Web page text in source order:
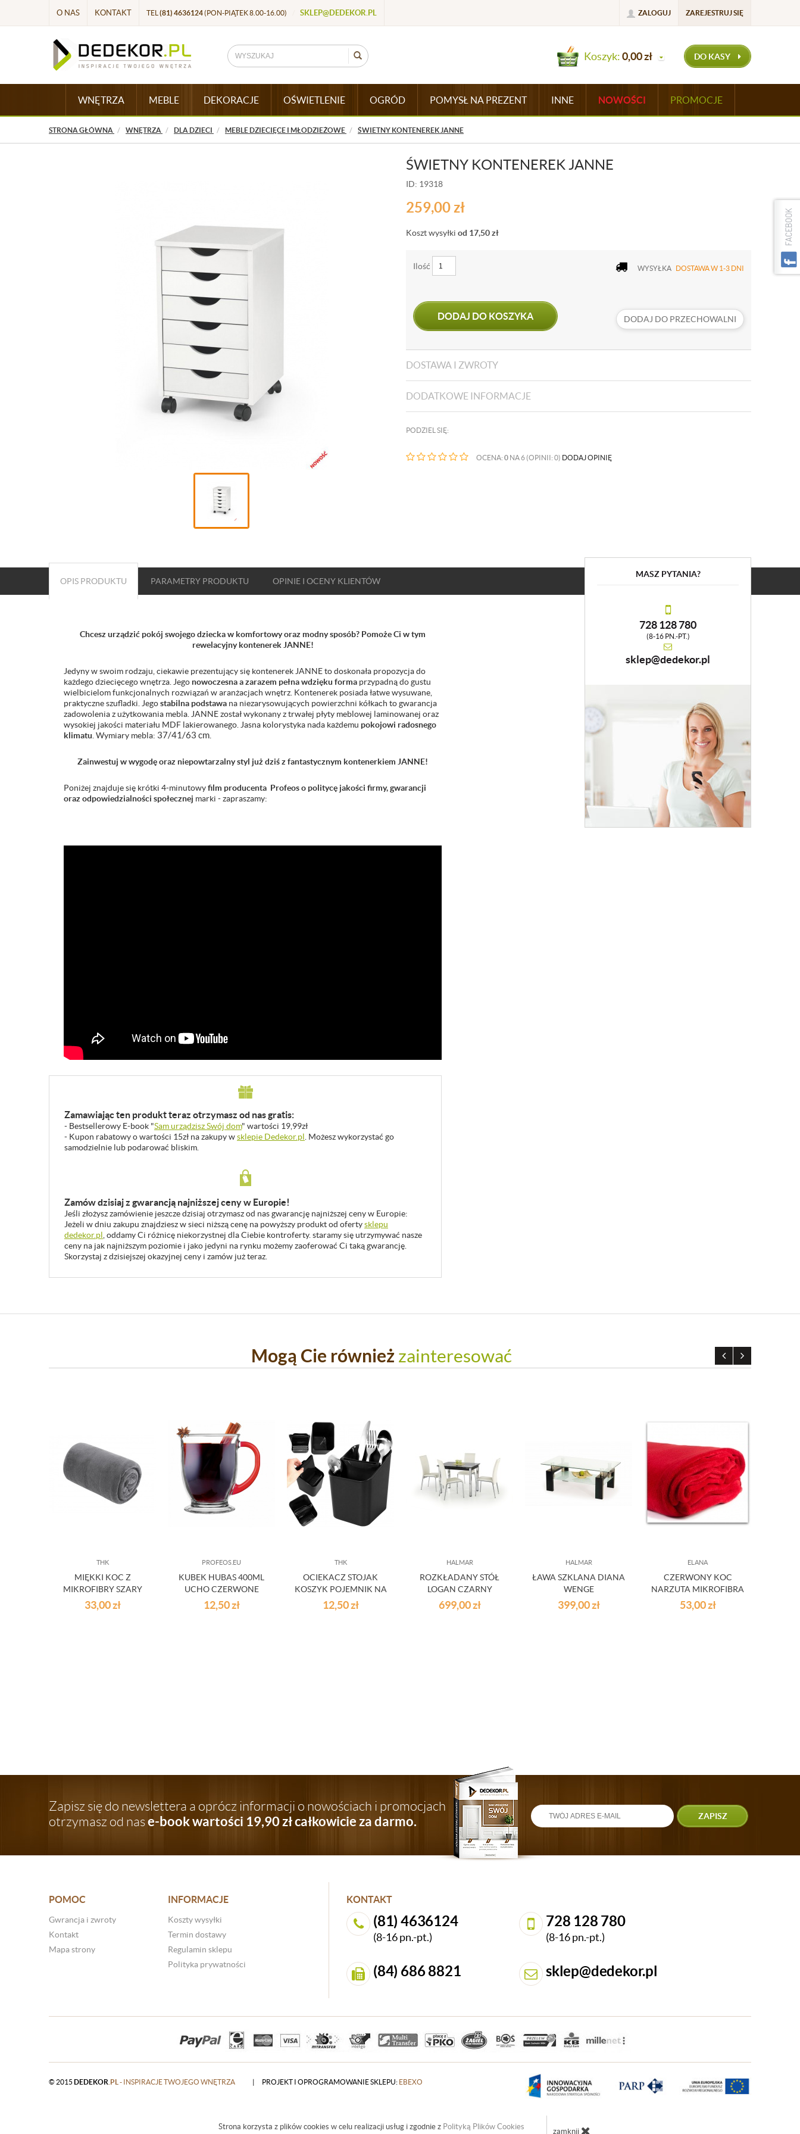
O NAS KONTAKT TEL (81) 4636124(PON-PIĄTEK 8.00-16.00) SKLEP@DEDEKOR.PL ZALOGUJ ZAREJESTRUJ SIĘ
Koszyk:0,00zł DO KASY
WNĘTRZA MEBLE DEKORACJE OŚWIETLENIE OGRÓD POMYSŁ NA PREZENT INNE NOWOŚCI PROMOCJE
STRONA GŁÓWNA WNĘTRZA DLA DZIECI MEBLE DZIECIĘCE I MŁODZIEŻOWE ŚWIETNY KONTENEREK JANNE
ŚWIETNY KONTENEREK JANNE
ID: 19318
259,00zł
Koszt wysyłki od 17,50zł
Ilość WYSYŁKA DOSTAWA W 1-3 DNI
DODAJ DO KOSZYKA DODAJ DO PRZECHOWALNI
DOSTAWA I ZWROTY
DODATKOWE INFORMACJE
PODZIEL SIĘ:
OCENA: 0 NA 6 (OPINII: 0) DODAJ OPINIĘ
OPIS PRODUKTU PARAMETRY PRODUKTU OPINIE I OCENY KLIENTÓW
Chcesz urządzić pokój swojego dziecka w komfortowy oraz modny sposób? Pomoże Ci w tym
rewelacyjny kontenerek JANNE!
Jedyny w swoim rodzaju, ciekawie prezentujący się kontenerek JANNE to doskonała propozycja do
każdego dziecięcego wnętrza. Jego nowoczesna a zarazem pełna wdzięku forma przypadną do gustu
wielbicielom funkcjonalnych rozwiązań w aranżacjach wnętrz. Kontenerek posiada łatwe wysuwane,
praktyczne szufladki. Jegostabilna podstawa na niezarysowujących powierzchni kółkach to gwarancja
zadowolenia z użytkowania mebla. JANNE został wykonany z trwałej płyty meblowej laminowanej oraz
wysokiej jakości materiału MDF lakierowanego. Jasna kolorystyka nada każdemu pokojowi radosnego
klimatu . Wymiary mebla: 37/41/63 cm.
Zainwestuj w wygodę oraz niepowtarzalny styl już dziś z fantastycznym kontenerkiem JANNE!
Poniżej znajduje się krótki 4-minutowyfilm producenta Profeos o politycę jakości firmy, gwarancji
oraz odpowiedzialności społecznej marki - zapraszamy:
Zamawiając ten produkt teraz otrzymasz od nas gratis:
- Bestsellerowy E-book "Sam urządzisz Swój dom" wartości 19,99zł
- Kupon rabatowy o wartości 15zł na zakupy wsklepie Dedekor.pl . Możesz wykorzystać go
samodzielnie lub podarować bliskim.
Zamów dzisiaj z gwarancją najniższej ceny w Europie!
Jeśli złożysz zamówienie jeszcze dzisiaj otrzymasz od nas gwarancję najniższej ceny w Europie:
Jeżeli w dniu zakupu znajdziesz w sieci niższą cenę na powyższy produkt od ofertysklepu
dedekor.pl , oddamy Ci różnicę niekorzystnej dla Ciebie kontroferty. staramy się utrzymywać nasze
ceny na jak najniższym poziomie i jako jedyni na rynku możemy zaoferować Ci taką gwarancję.
Skorzystaj z dzisiejszej okazyjnej ceny i zamów już teraz.
MASZ PYTANIA?
728 128 780
(8-16 PN.-PT.)
sklep@dedekor.pl
Mogą Cie również zainteresować
THK
MIĘKKI KOC Z
MIKROFIBRY SZARY
130X160 CM
33,00zł
PROFEOS.EU
KUBEK HUBAS 400ML
UCHO CZERWONE
12,50zł
THK
OCIEKACZ STOJAK
KOSZYK POJEMNIK NA
SZTUĆCE
12,50zł
HALMAR
ROZKŁADANY STÓŁ
LOGAN CZARNY
699,00zł
HALMAR
ŁAWA SZKLANA DIANA
WENGE
399,00zł
ELANA
CZERWONY KOC
NARZUTA MIKROFIBRA
150X200 CM
53,00zł
Zapisz się do newslettera a oprócz informacji o nowościach i promocjach
otrzymasz od nase-book wartości 19,90 zł całkowicie za darmo. ZAPISZ
POMOC
Gwrancja i zwroty
Kontakt
Mapa strony
INFORMACJE
Koszty wysyłki
Termin dostawy
Regulamin sklepu
Polityka prywatności
KONTAKT
(81) 4636124
(8-16 pn.-pt.)
728 128 780
(8-16 pn.-pt.)
(84) 686 8821 sklep@dedekor.pl
© 2015 DEDEKOR .PL - INSPIRACJE TWOJEGO WNĘTRZA | PROJEKT I OPROGRAMOWANIE SKLEPU: EBEXO
Strona korzysta z plików cookies w celu realizacji usług i zgodnie z Polityką Plików Cookies
zamknij